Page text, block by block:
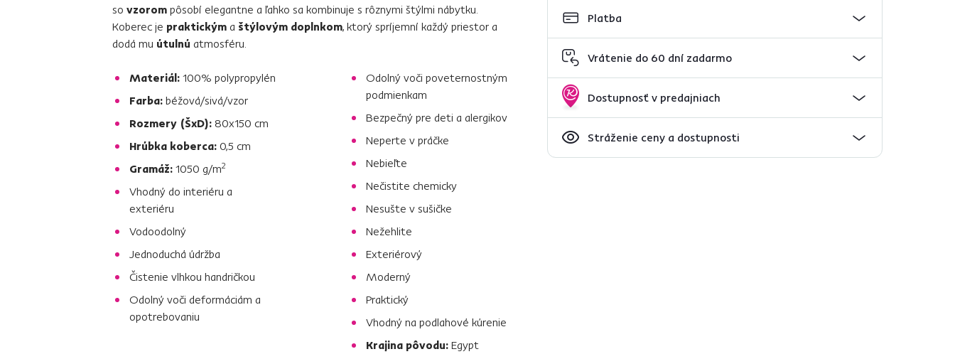
Platba
Vrátenie do 60 dní zadarmo
Dostupnosť v predajniach
Stráženie ceny a dostupnosti
so vzorom pôsobí elegantne a ľahko sa kombinuje s rôznymi štýlmi nábytku.
Koberec je praktickým a štýlovým doplnkom, ktorý spríjemní každý priestor a
dodá mu útulnú atmosféru.
Materiál: 100% polypropylén
Farba: béžová/sivá/vzor
Rozmery (ŠxD): 80x150 cm
Hrúbka koberca: 0,5 cm
Gramáž: 1050 g/m2
Vhodný do interiéru a
exteriéru
Vodoodolný
Jednoduchá údržba
Čistenie vlhkou handričkou
Odolný voči deformáciám a
opotrebovaniu
Odolný voči poveternostným
podmienkam
Bezpečný pre deti a alergikov
Neperte v práčke
Nebieľte
Nečistite chemicky
Nesušte v sušičke
Nežehlite
Exteriérový
Moderný
Praktický
Vhodný na podlahové kúrenie
Krajina pôvodu: Egypt